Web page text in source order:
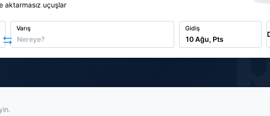
aktarmasız uçuşlar
Varış Gidiş
10 Ağu, Pts